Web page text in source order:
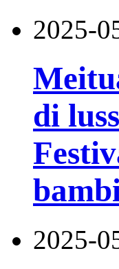
2025-
di
2025-